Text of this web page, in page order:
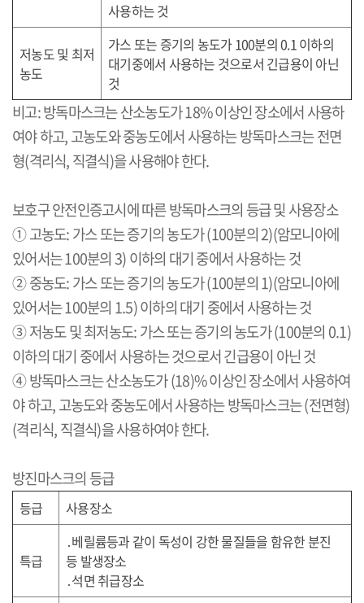
사용하는 것
저농도 및 최저
농도
가스 또는 증기의 농도가100분의0.1이하의
대기중에서 사용하는 것으로서 긴급용이 아닌
것
비고:방독마스크는 산소농도가18%이상인 장소에서 사용하
여야 하고,고농도와 중농도에서 사용하는 방독마스크는 전면
형(격리식,직결식)을 사용해야 한다.
보호구 안전인증고시에 따른 방독마스크의 등급 및 사용장소
① 고농도:가스 또는 증기의 농도가(100분의2)(암모니아에
있어서는100분의3)이하의 대기 중에서 사용하는 것
② 중농도:가스 또는 증기의 농도가(100분의1)(암모니아에
있어서는100분의 1.5)이하의 대기 중에서 사용하는 것
③ 저농도 및 최저농도:가스 또는 증기의 농도가(100분의 0.1)
이하의 대기 중에서 사용하는 것으로서 긴급용이 아닌 것
④ 방독마스크는 산소농도가(18)%이상인 장소에서 사용하여
야 하고,고농도와 중농도에서 사용하는 방독마스크는(전면형)
(격리식,직결식)을 사용하여야 한다.
방진마스크의 등급
등급 사용장소
특급
․베릴륨등과 같이 독성이 강한 물질들을 함유한 분진
등 발생장소
․석면 취급장소